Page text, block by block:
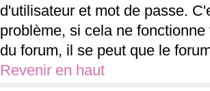
d'utilisateur et mot de passe.
problème, si cela ne
du forum, il se peut que le
Revenir en haut